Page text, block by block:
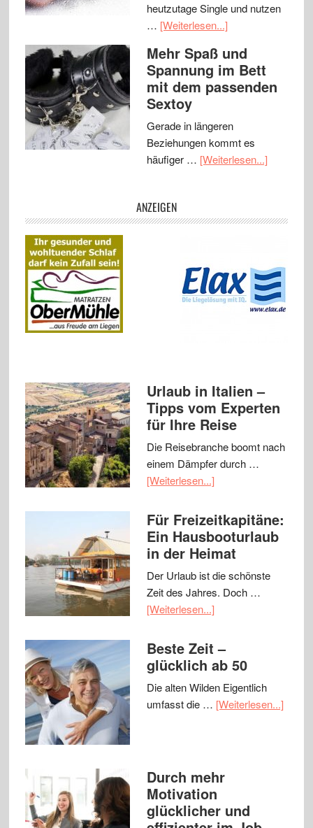
heutzutage Single und nutzen
… [Weiterlesen...]
Mehr Spaß und
Spannung im Bett
mit dem passenden
Sextoy
Gerade in längeren
Beziehungen kommt es
häufiger … [Weiterlesen...]
ANZEIGEN
Urlaub in Italien –
Tipps vom Experten
für Ihre Reise
Die Reisebranche boomt nach
einem Dämpfer durch …
[Weiterlesen...]
Für Freizeitkapitäne:
Ein Hausbooturlaub
in der Heimat
Der Urlaub ist die schönste
Zeit des Jahres. Doch …
[Weiterlesen...]
Beste Zeit –
glücklich ab 50
Die alten Wilden Eigentlich
umfasst die … [Weiterlesen...]
Durch mehr
Motivation
glücklicher und